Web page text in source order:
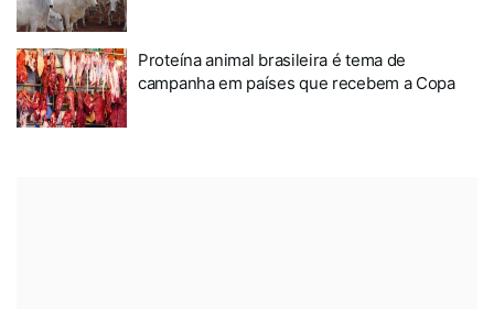
Proteína animal brasileira é tema de
campanha em países que recebem a Copa